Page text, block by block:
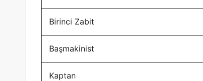
Birinci Zabit
Başmakinist
Kaptan